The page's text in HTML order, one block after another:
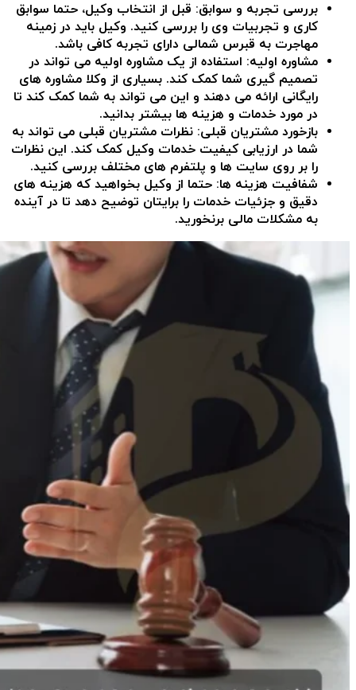
بررسی تجربه و سوابق: قبل از انتخاب وکیل، حتما سوابق
کاری و تجربیات وی را بررسی کنید. وکیل باید در زمینه
مهاجرت به قبرس شمالی دارای تجربه کافی باشد.
مشاوره اولیه: استفاده از یک مشاوره اولیه می تواند در
تصمیم گیری شما کمک کند. بسیاری از وکلا مشاوره های
رایگانی ارائه می دهند و این می تواند به شما کمک کند تا
در مورد خدمات و هزینه ها بیشتر بدانید.
بازخورد مشتریان قبلی: نظرات مشتریان قبلی می تواند به
شما در ارزیابی کیفیت خدمات وکیل کمک کند. این نظرات
را بر روی سایت ها و پلتفرم های مختلف بررسی کنید.
شفافیت هزینه ها: حتما از وکیل بخواهید که هزینه های
دقیق و جزئیات خدمات را برایتان توضیح دهد تا در آینده
به مشکلات مالی برنخورید.